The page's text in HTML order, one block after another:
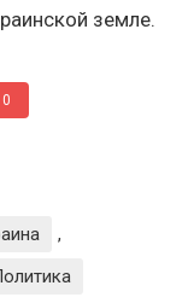
земле.
0
,